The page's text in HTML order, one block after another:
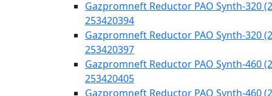
Gazpromneft Reductor PAO Synth-320
253420394
Gazpromneft Reductor PAO Synth-320
253420397
Gazpromneft Reductor PAO Synth-460
253420405
Gazpromneft Reductor PAO Synth-460